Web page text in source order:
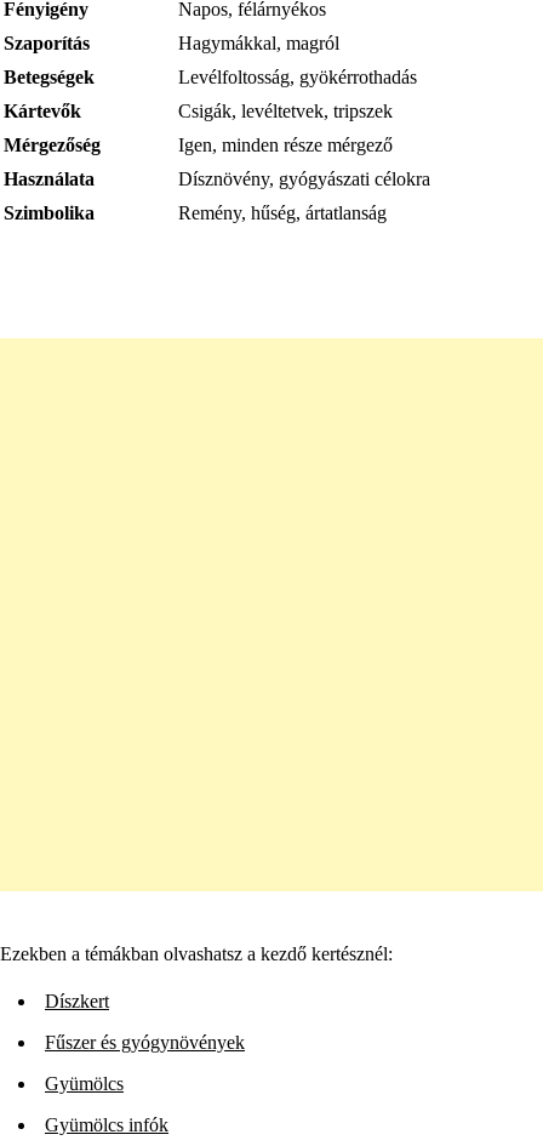
Fényigény
Napos, félárnyékos
Szaporítás
Hagymákkal, magról
Betegségek
Levélfoltosság, gyökérrothadás
Kártevők
Csigák, levéltetvek, tripszek
Mérgezőség
Igen, minden része mérgező
Használata
Dísznövény, gyógyászati ​​célokra
Szimbolika
Remény, hűség, ártatlanság
Ezekben a témákban olvashatsz a kezdő kertésznél:
Díszkert
Fűszer és gyógynövények
Gyümölcs
Gyümölcs infók